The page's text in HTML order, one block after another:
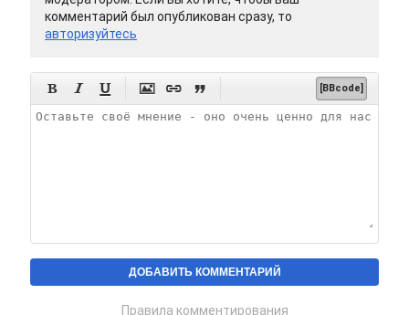
комментарий был опубликован сразу, то
авторизуйтесь
      [BBcode]
Правила комментирования